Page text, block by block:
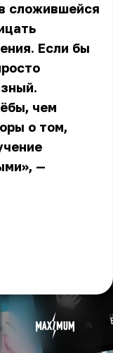
сложившейся
Если бы
чем
о том,
—